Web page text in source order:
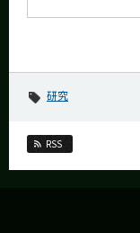
研究
RSS